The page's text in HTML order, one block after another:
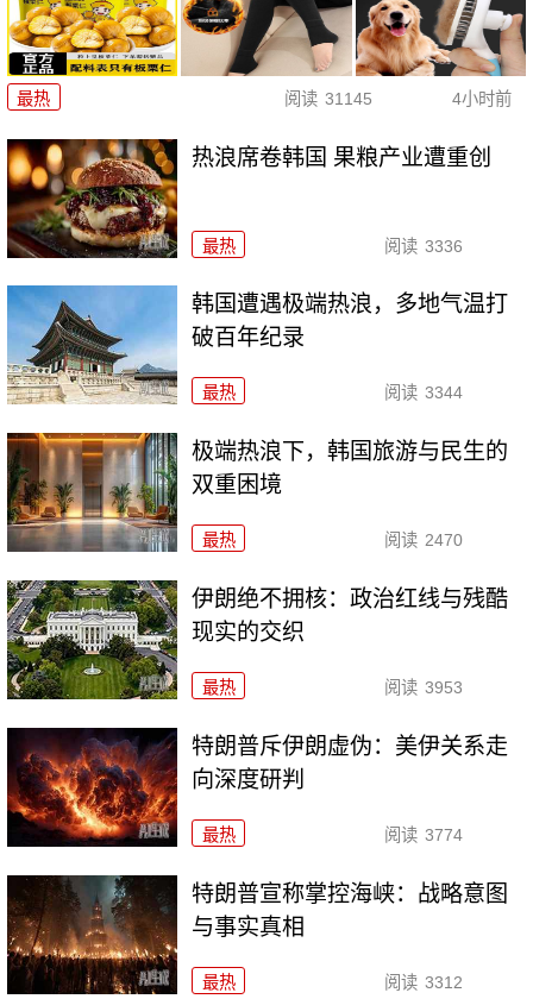
最热 阅读 31145 4小时前
热浪席卷韩国 果粮产业遭重创
最热 阅读 3336
韩国遭遇极端热浪，多地气温打
破百年纪录
最热 阅读 3344
极端热浪下，韩国旅游与民生的
双重困境
最热 阅读 2470
伊朗绝不拥核：政治红线与残酷
现实的交织
最热 阅读 3953
特朗普斥伊朗虚伪：美伊关系走
向深度研判
最热 阅读 3774
特朗普宣称掌控海峡：战略意图
与事实真相
最热 阅读 3312